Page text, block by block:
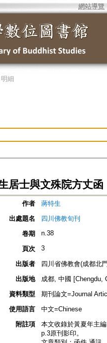
網站導覽
細
居士與文殊院方丈函
作者
蔣特生
出處題名
四川佛教旬刊
卷期
n.38
頁次 3
出版者
四川省佛教會(成都北
出版地
成都, 中國 [Chengdu,
資料類型
期刊論文=Journal
使用語言
中文=Chinese
附註項
本文收錄於黃夏年主
p.3原刊影印。